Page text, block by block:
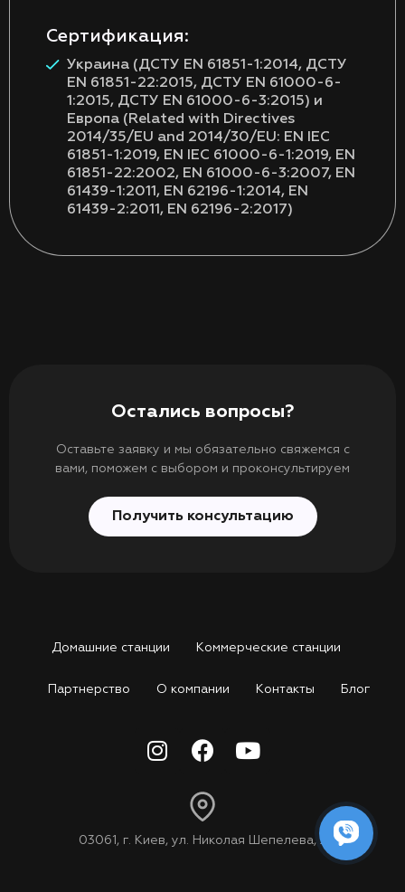
Сертификация:
Украина (ДСТУ EN 61851-1:2014, ДСТУ
EN 61851-22:2015, ДСТУ EN 61000-6-
1:2015, ДСТУ EN 61000-6-3:2015) и
Европа (Related with Directives
2014/35/EU and 2014/30/EU: EN IEC
61851-1:2019, EN IEC 61000-6-1:2019, EN
61851-22:2002, EN 61000-6-3:2007, EN
61439-1:2011, EN 62196-1:2014, EN
61439-2:2011, EN 62196-2:2017)
Остались вопросы?
Оставьте заявку и мы обязательно свяжемся с
вами, поможем с выбором и проконсультируем
Получить консультацию
Домашние станции Коммерческие станции
Партнерство О компании Контакты Блог
03061, г. Киев, ул. Николая Шепелева, 2